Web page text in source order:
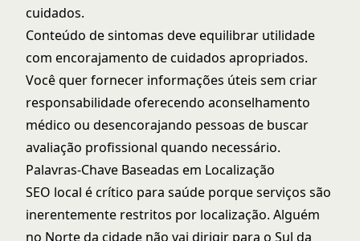
cuidados.
Conteúdo de sintomas deve equilibrar utilidade
com encorajamento de cuidados apropriados.
Você quer fornecer informações úteis sem criar
responsabilidade oferecendo aconselhamento
médico ou desencorajando pessoas de buscar
avaliação profissional quando necessário.
Palavras-Chave Baseadas em Localização
SEO local é crítico para saúde porque serviços são
inerentemente restritos por localização. Alguém
no Norte da cidade não vai dirigir para o Sul da